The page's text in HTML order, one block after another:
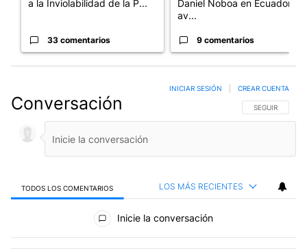
a la Inviolabilidad de la P...
33 comentarios
Daniel Noboa en Ecuador y
av...
9 comentarios
Conversación SIGA ESTA
SEGUIR
INICIAR SESIÓN CREAR CUENTA
TODOS LOS COMENTARIOS LOS MÁS RECIENTES
Todos los comentarios
Inicie la conversación